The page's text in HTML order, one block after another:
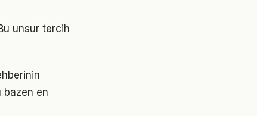
unsur tercih
bazen en